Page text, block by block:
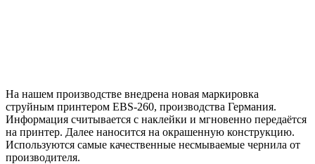
На нашем производстве внедрена новая маркировка
струйным принтером EBS-260, производства Германия.
Информация считывается с наклейки и мгновенно передаётся
на принтер. Далее наносится на окрашенную конструкцию.
Используются самые качественные несмываемые чернила от
производителя.